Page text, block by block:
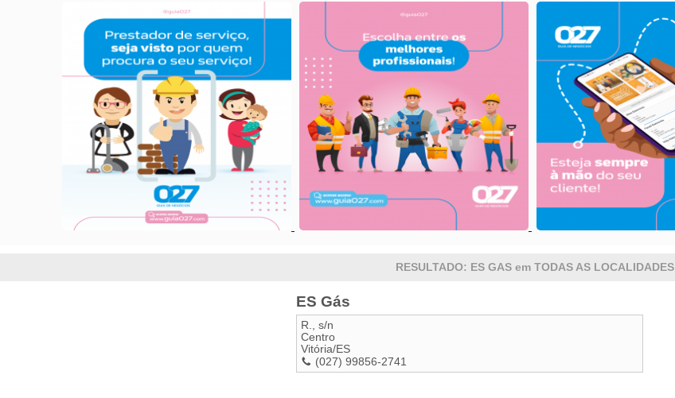
RESULTADO: ES GAS em TODAS AS LOCALIDADES
ES Gás
R., s/n
Centro
Vitória/ES
(027) 99856-2741